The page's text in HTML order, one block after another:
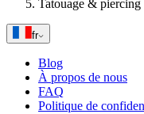
Tatouage &
fr
Blog
À propos de nous
FAQ
Politique de